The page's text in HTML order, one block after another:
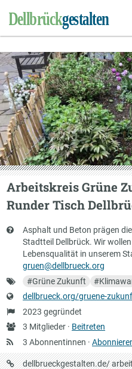
Arbeitskreis Grüne
Runder Tisch
Kurzbeschreibung
Asphalt und Beton prägen
Stadtteil Dellbrück. Wir
Lebensqualität in unserem
gruen@dellbrueck.org
Schlagworte
#Grüne Zukunft #
Website
dellbrueck.org/gruene-
Gründung
2023 gegründet
Anzahl
Mitglieder
3 Mitglieder · Beitreten
3 Abonnentinnen ·
URLdellbrueckgestalten.de/